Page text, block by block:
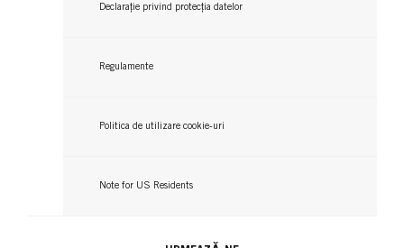
Declarație privind protecția datelor
Regulamente
Politica de utilizare cookie-uri
Note for US Residents